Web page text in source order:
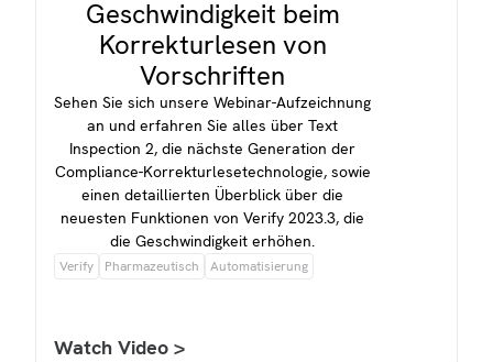
Geschwindigkeit beim
Korrekturlesen von
Vorschriften
Sehen Sie sich unsere Webinar-Aufzeichnung
an und erfahren Sie alles über Text
Inspection 2, die nächste Generation der
Compliance-Korrekturlesetechnologie, sowie
einen detaillierten Überblick über die
neuesten Funktionen von Verify 2023.3, die
die Geschwindigkeit erhöhen.
Verify Pharmazeutisch Automatisierung
Watch Video >